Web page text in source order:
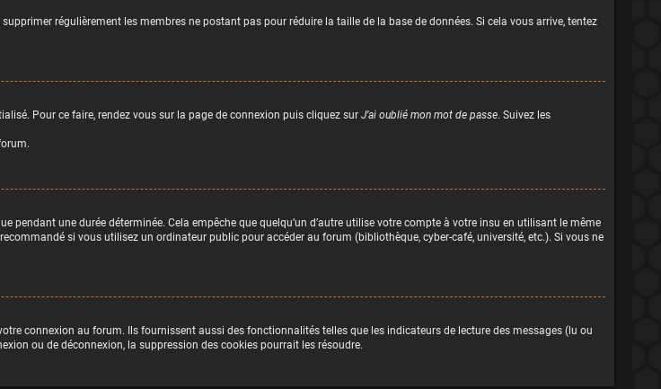
régulièrement les membres ne postant pas pour réduire la taille de la base de données. Si cela vous arrive, tentez
Pour ce faire, rendez vous sur la page de connexion puis cliquez sur J’ai oublié mon mot de passe. Suivez les
pendant une durée déterminée. Cela empêche que quelqu’un d’autre utilise votre compte à votre insu en utilisant le même
recommandé si vous utilisez un ordinateur public pour accéder au forum (bibliothèque, cyber-café, université, etc.). Si vous ne
connexion au forum. Ils fournissent aussi des fonctionnalités telles que les indicateurs de lecture des messages (lu ou
ou de déconnexion, la suppression des cookies pourrait les résoudre.